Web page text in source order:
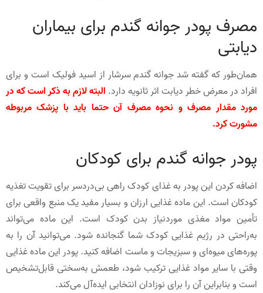
مصرف پودر جوانه گندم برای بیماران
دیابتی
همان‌طور که گفته شد جوانه گندم سرشار از اسید فولیک است و برای
افراد در معرض خطر دیابت اثر ثانویه دارد. البته لازم به ذکر است که در
مورد مقدار مصرف و نحوه مصرف آن حتما باید با پزشک مربوطه
مشورت کرد.
پودر جوانه گندم برای کودکان
اضافه کردن این پودر به غذای کودک راهی بی‌دردسر برای تقویت تغذیه
کودکان است. این ماده غذایی ارزان و بسیار مفید یک منبع واقعی برای
تأمین مواد مغذی موردنیاز بدن کودک است. این ماده می‌تواند
به‌راحتی در رژیم غذایی کودک شما گنجانده شود. می‌توانید آن را به
پوره‌های میوه‌ای و سبزیجات و ماست اضافه کنید. پودر این ماده غذایی
وقتی با سایر مواد غذایی ترکیب شود، طعمش به‌سختی قابل‌تشخیص
است و بنابراین آن را برای نوزادان انتخابی ایده‌آل می‌کند.